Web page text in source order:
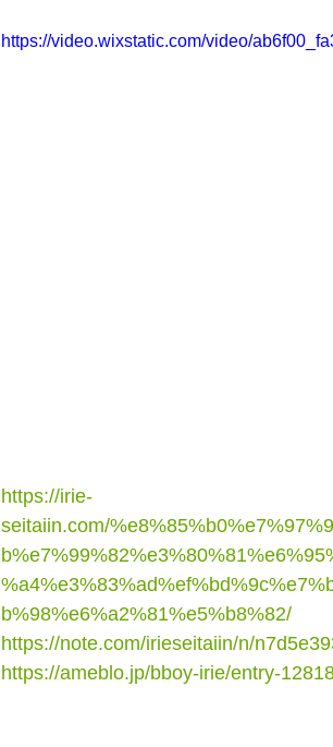
https://video.wixstatic.com/video/
https://irie-
seitaiin.com/
b%98%e6%a2%81%e5%b8%82/
https://note.com/irieseitaiin/n/
https://ameblo.jp/bboy-irie/entry-